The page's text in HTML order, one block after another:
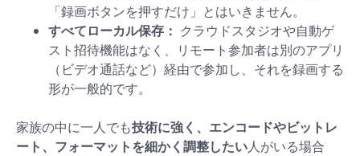
「録画ボタンを押すだけ」とはいきません。
すべてローカル保存： クラウドスタジオや自動ゲ
スト招待機能はなく、リモート参加者は別のアプリ
（ビデオ通話など）経由で参加し、それを録画する
形が一般的です。
家族の中に一人でも技術に強く、エンコードやビットレ
ート、フォーマットを細かく調整したい人がいる場合